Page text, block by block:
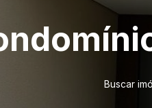
Buscar